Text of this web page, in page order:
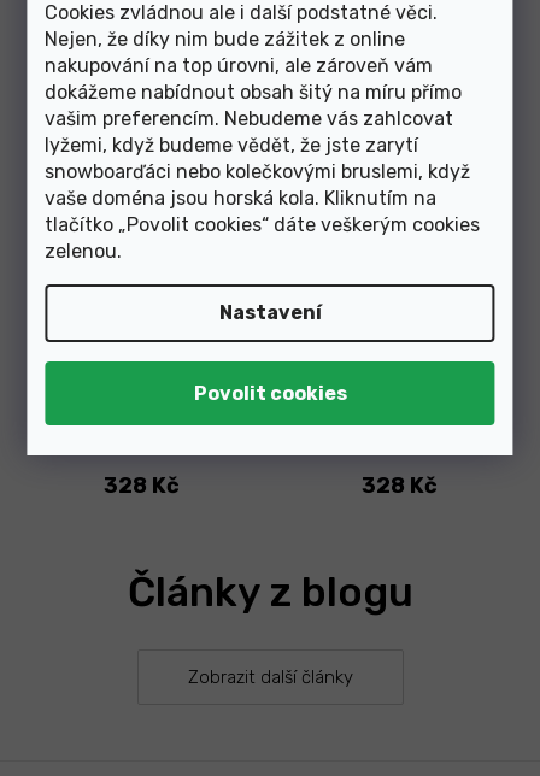
Cookies zvládnou ale i další podstatné věci.
Nejen, že díky nim bude zážitek z online
nakupování na top úrovni, ale zároveň vám
dokážeme nabídnout obsah šitý na míru přímo
vašim preferencím. Nebudeme vás zahlcovat
lyžemi, když budeme vědět, že jste zarytí
snowboarďáci nebo kolečkovými bruslemi, když
vaše doména jsou horská kola. Kliknutím na
tlačítko „Povolit cookies“ dáte veškerým cookies
zelenou.
Nastavení
Mohlo by Vás zajímat
osa středová SUNRACE S08
68-127 / 35 4H PUSH-IN
Skladem v e-shopu
328 Kč
osa středová SUNRACE S08
68-127 / 38 4H PUSH-IN
Skladem v e-shopu
328 Kč
Články z blogu
Zobrazit další články